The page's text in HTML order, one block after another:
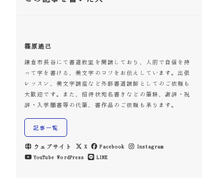
篠原遙己
鎌倉市長谷にて書道教室を開講しており、人前で自信を持
って字を書ける、美文字のコツをお伝えしています。出張
レッスン、美文字講座など外部書道講師としてのご依頼も
大歓迎です。また、招待状宛名書きなどの筆耕、謝辞・祝
辞・入学願書等の代筆、書作品のご依頼も承ります。
記事一覧
ウェブサイト X Facebook
Instagram
YouTube WordPress LINE